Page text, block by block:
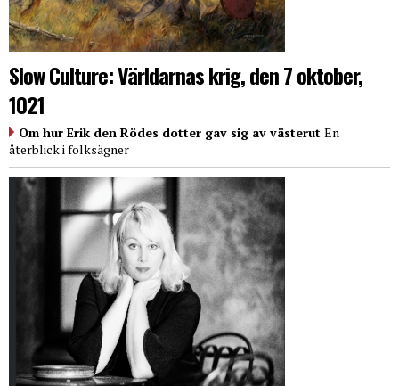
Slow Culture: Världarnas krig, den 7 oktober,
1021
Om hur Erik den Rödes dotter gav sig av västerut En
återblick i folksägner